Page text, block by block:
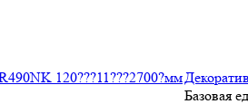
Базовая